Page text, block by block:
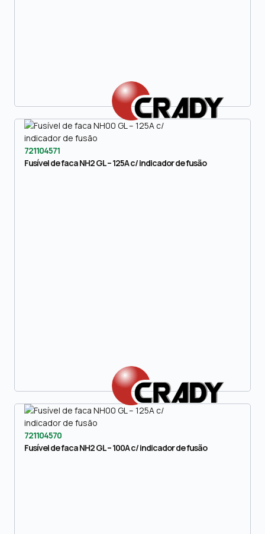
721104571
Fusível de faca NH2 GL – 125A c/ indicador de fusão
721104570
Fusível de faca NH2 GL – 100A c/ indicador de fusão